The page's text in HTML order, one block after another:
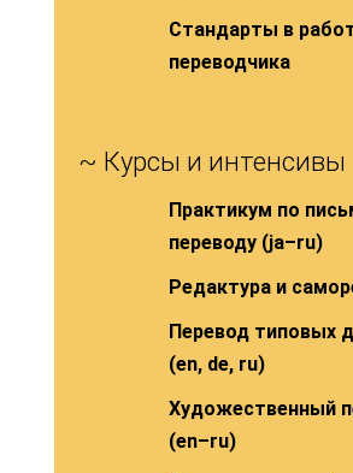
Стандарты в
переводчика
~ Курсы и интенсивы
Практикум по
переводу (ja–ru)
Редактура и
Перевод типовых
(en, de, ru)
Художественный
(en–ru)